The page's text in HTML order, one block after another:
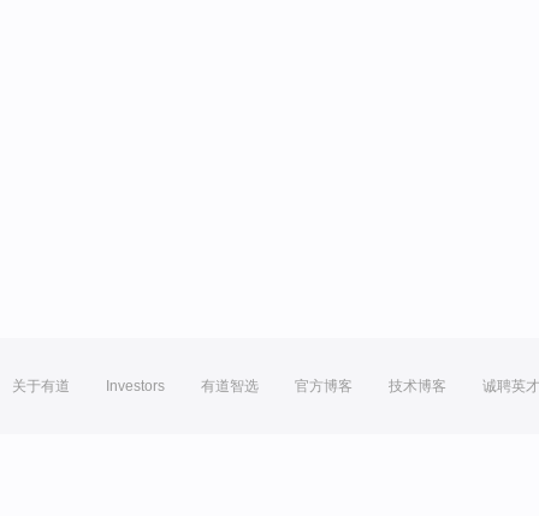
关于有道 Investors 有道智选 官方博客 技术博客 诚聘英才